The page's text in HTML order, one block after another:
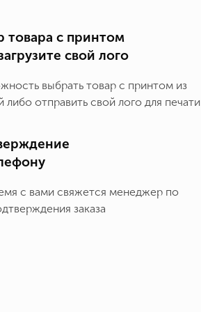
товара с принтом
свой лого
выбрать товар с принтом из
либо отправить свой лого для печати
с вами свяжется менеджер по
заказа